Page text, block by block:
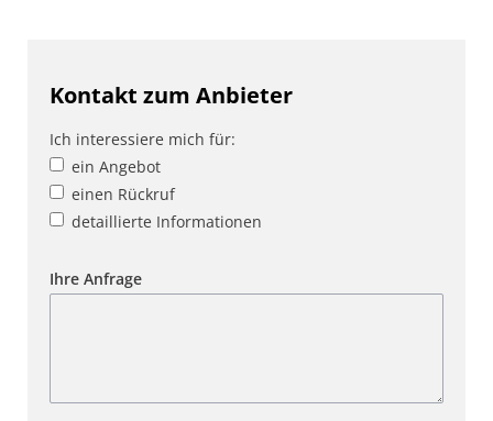
Kontakt zum Anbieter
Ich interessiere mich für:
ein Angebot
einen Rückruf
detaillierte Informationen
Ihre Anfrage